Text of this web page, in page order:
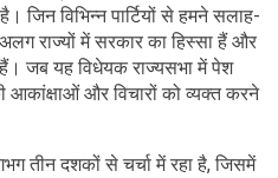
जिन विभिन्न पार्टियों से हमने सलाह-
राज्यों में सरकार का हिस्सा हैं और
जब यह विधेयक राज्यसभा में पेश
आकांक्षाओं और विचारों को व्यक्त करने
तीन दशकों से चर्चा में रहा है, जिसमें